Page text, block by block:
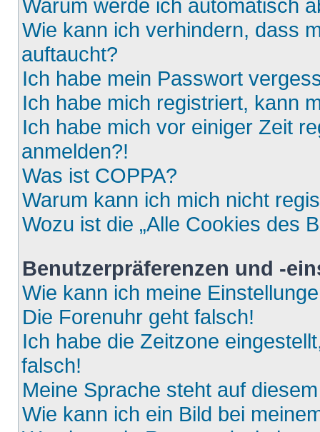
Warum werde ich automatisch
Wie kann ich verhindern, dass
auftaucht?
Ich habe mein Passwort
Ich habe mich registriert, kann
Ich habe mich vor einiger Zeit
anmelden?!
Was ist COPPA?
Warum kann ich mich nicht
Wozu ist die „Alle Cookies des
Benutzerpräferenzen und -
Wie kann ich meine
Die Forenuhr geht falsch!
Ich habe die Zeitzone
falsch!
Meine Sprache steht auf
Wie kann ich ein Bild bei